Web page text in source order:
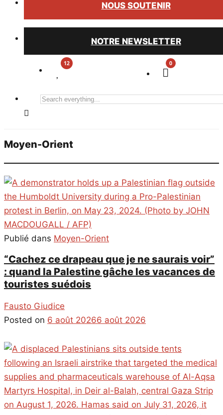
NOUS SOUTENIR
NOTRE NEWSLETTER
0
Search
Moyen-Orient
Publié dans Moyen-Orient
“Cachez ce drapeau que je ne saurais voir”
: quand la Palestine gâche les vacances de
touristes suédois
Fausto Giudice
Posted on 6 août 20266 août 2026